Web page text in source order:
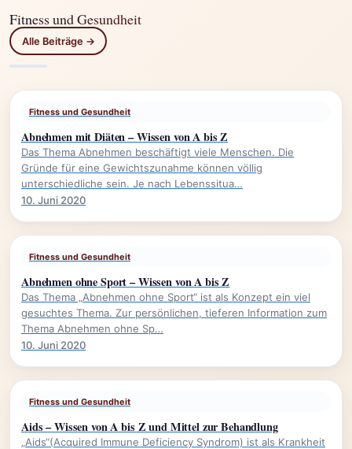
Fitness und Gesundheit
Alle Beiträge →
Fitness und Gesundheit
Abnehmen mit Diäten – Wissen von A bis Z
Das Thema Abnehmen beschäftigt viele Menschen. Die
Gründe für eine Gewichtszunahme können völlig
unterschiedliche sein. Je nach Lebenssitua…
10. Juni 2020
Fitness und Gesundheit
Abnehmen ohne Sport – Wissen von A bis Z
Das Thema „Abnehmen ohne Sport“ ist als Konzept ein viel
gesuchtes Thema. Zur persönlichen, tieferen Information zum
Thema Abnehmen ohne Sp…
10. Juni 2020
Fitness und Gesundheit
Aids – Wissen von A bis Z und Mittel zur Behandlung
„Aids“(Acquired Immune Deficiency Syndrom) ist als Krankheit